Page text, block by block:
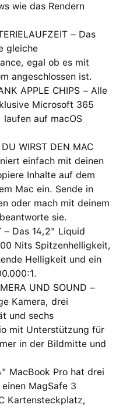
wie das Rendern
– Das
gleiche
egal ob es mit
angeschlossen ist.
APPLE CHIPS – Alle
Microsoft 365
laufen auf macOS
WIRST DEN MAC
einfach mit deinen
Inhalte auf dem
Mac ein. Sende in
oder mach mit deinem
sie.
– Das 14,2" Liquid
Nits Spitzenhelligkeit,
Helligkeit und ein
UND SOUND –
Kamera, drei
und sechs
mit Unterstützung für
in der Bildmitte und
MacBook Pro hat drei
MagSafe 3
Kartensteckplatz,